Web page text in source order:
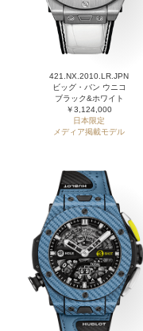
421.NX.2010.LR.JPN
ビッグ・バン ウニコ
ブラック&ホワイト
￥3,124,000
日本限定
メディア掲載モデル